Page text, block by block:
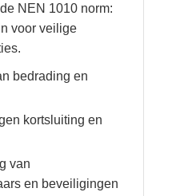
NEN 1010 norm:
voor veilige
bedrading en
kortsluiting en
van
en beveiligingen